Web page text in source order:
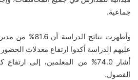
جماعية.
وأظهرت نتائج
عليهم الدراسة أكدوا ارتفاع معدلات الحضور
أشار 74.0% من المعلمين، إلى
الفصول.